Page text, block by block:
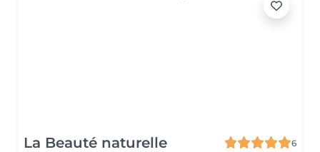
La Beauté naturelle
6